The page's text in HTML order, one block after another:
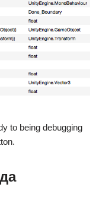
to being debugging